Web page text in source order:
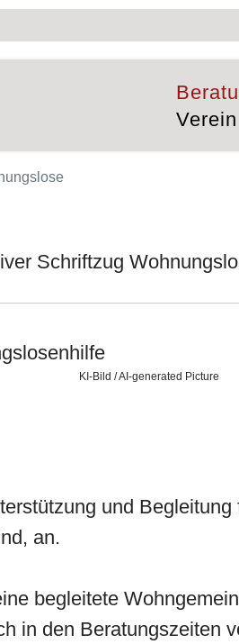
Verein
KI-Bild / AI-generated Picture
und
an.
begleitete
in den Beratungszeiten